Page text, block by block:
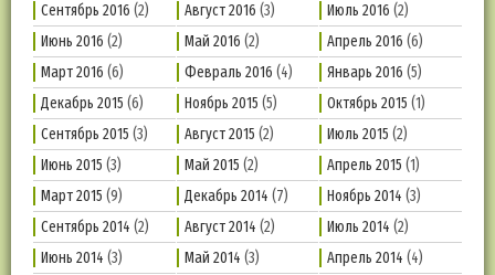
Сентябрь 2016 (2) Август 2016 (3) Июль 2016 (2)
Июнь 2016 (2) Май 2016 (2) Апрель 2016 (6)
Март 2016 (6) Февраль 2016 (4) Январь 2016 (5)
Декабрь 2015 (6) Ноябрь 2015 (5) Октябрь 2015 (1)
Сентябрь 2015 (3) Август 2015 (2) Июль 2015 (2)
Июнь 2015 (3) Май 2015 (2) Апрель 2015 (1)
Март 2015 (9) Декабрь 2014 (7) Ноябрь 2014 (3)
Сентябрь 2014 (2) Август 2014 (2) Июль 2014 (2)
Июнь 2014 (3) Май 2014 (3) Апрель 2014 (4)